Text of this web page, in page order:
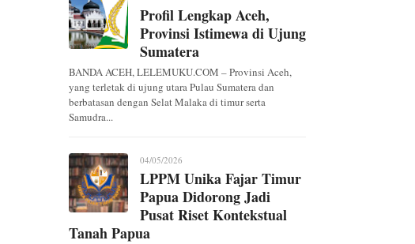
Profil Lengkap Aceh,
Provinsi Istimewa di Ujung
Sumatera
BANDA ACEH, LELEMUKU.COM – Provinsi Aceh,
yang terletak di ujung utara Pulau Sumatera dan
berbatasan dengan Selat Malaka di timur serta
Samudra...
04/05/2026
LPPM Unika Fajar Timur
Papua Didorong Jadi
Pusat Riset Kontekstual
Tanah Papua